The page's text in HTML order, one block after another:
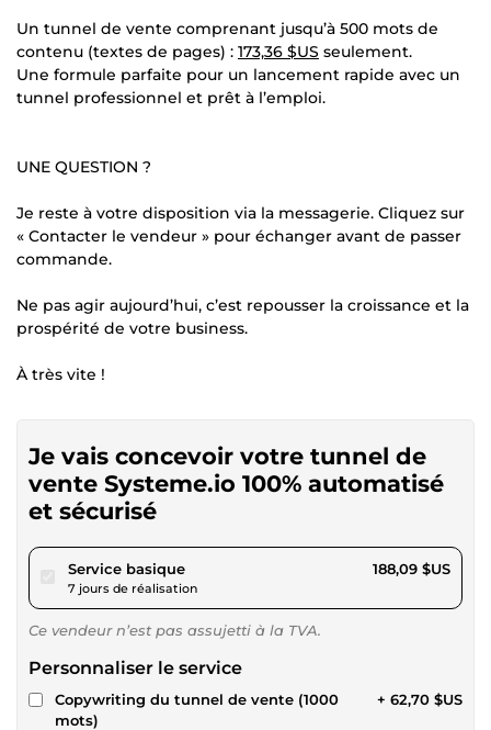
Un tunnel de vente comprenant jusqu’à 500 mots de
contenu (textes de pages) : 173,36 $US seulement.
Une formule parfaite pour un lancement rapide avec un
tunnel professionnel et prêt à l’emploi.
UNE QUESTION ?
Je reste à votre disposition via la messagerie. Cliquez sur
« Contacter le vendeur » pour échanger avant de passer
commande.
Ne pas agir aujourd’hui, c’est repousser la croissance et la
prospérité de votre business.
À très vite !
Je vais concevoir votre tunnel de
vente Systeme.io 100% automatisé
et sécurisé
Service basiquepour 173,36 $US
7 jours de réalisation
188,09 $US
Ce vendeur n’est pas assujetti à la TVA.
Personnaliser le service
Copywriting du tunnel de vente (1000
mots)
+ 62,70 $US